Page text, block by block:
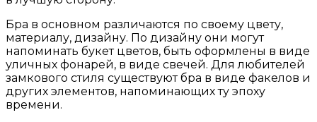
Бра в основном различаются по своему цвету,
материалу, дизайну. По дизайну они могут
напоминать букет цветов, быть оформлены в виде
уличных фонарей, в виде свечей. Для любителей
замкового стиля существуют бра в виде факелов и
других элементов, напоминающих ту эпоху
времени.